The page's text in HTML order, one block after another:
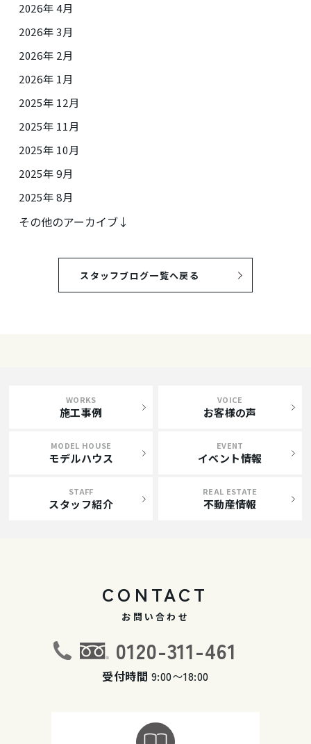
2026年 4月
2026年 3月
2026年 2月
2026年 1月
2025年 12月
2025年 11月
2025年 10月
2025年 9月
2025年 8月
その他のアーカイブ↓
スタッフブログ一覧へ戻る
WORKS
施工事例
VOICE
お客様の声
MODEL HOUSE
モデルハウス
EVENT
イベント情報
STAFF
スタッフ紹介
REAL ESTATE
不動産情報
CONTACT
お問い合わせ
0120-311-461
受付時間 9:00〜18:00